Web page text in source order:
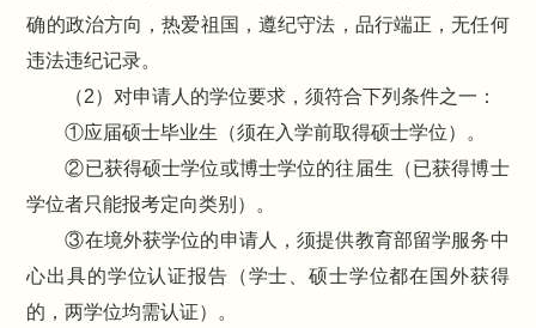
确的政治方向，热爱祖国，遵纪守法，品行端正，无任何
违法违纪记录。
（2）对申请人的学位要求，须符合下列条件之一：
①应届硕士毕业生（须在入学前取得硕士学位）。
②已获得硕士学位或博士学位的往届生（已获得博士
学位者只能报考定向类别）。
③在境外获学位的申请人，须提供教育部留学服务中
心出具的学位认证报告（学士、硕士学位都在国外获得
的，两学位均需认证）。